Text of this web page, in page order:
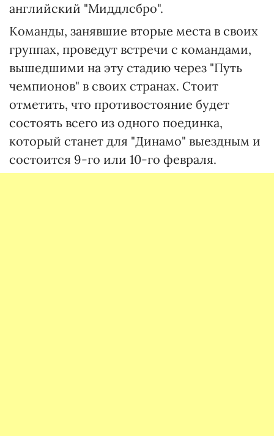
английский "Миддлсбро".
Команды, занявшие вторые места в своих
группах, проведут встречи с командами,
вышедшими на эту стадию через "Путь
чемпионов" в своих странах. Стоит
отметить, что противостояние будет
состоять всего из одного поединка,
который станет для "Динамо" выездным и
состоится 9-го или 10-го февраля.